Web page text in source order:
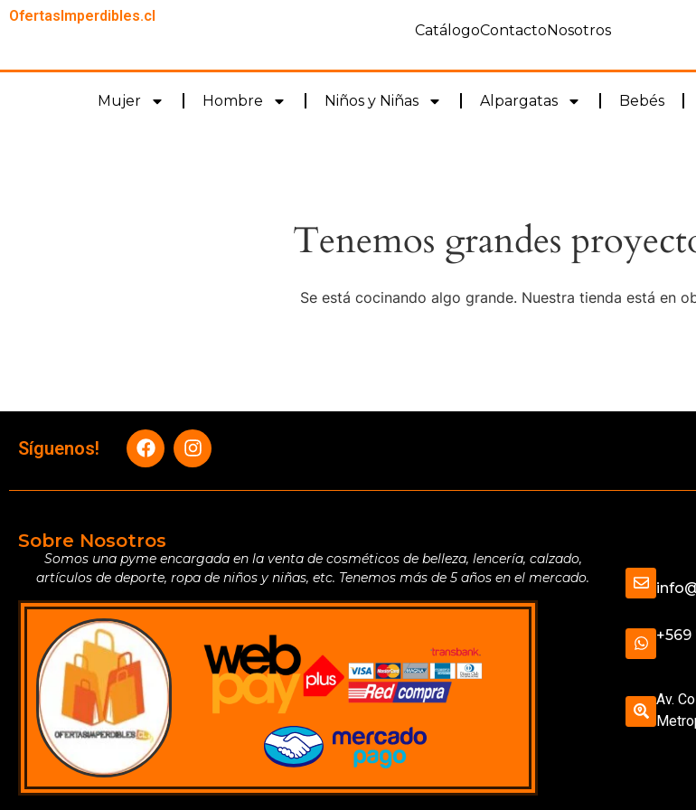
OfertasImperdibles.cl
CatálogoContactoNosotros
Mujer Hombre Niños y Niñas Alpargatas Bebés
Tenemos grandes
Se está cocinando algo grande. Nuestra tienda está en
Síguenos!
Sobre Nosotros
Somos una pyme encargada en la venta de cosméticos de belleza, lencería, calzado,
artículos de deporte, ropa de niños y niñas, etc. Tenemos más de 5 años en el mercado.
Av.